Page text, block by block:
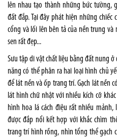
lên nhau tạo thành những bức tường,
đất đắp. Tại đây phát hiện những
cổng và lối lên bên tả của nền trung
sen rất đẹp...
Sưu tập di vật chất liệu bằng đất nung
năng có thể phân ra hai loại hình chủ
để lát nền và ốp trang trí. Gạch lát nền
lát hình chữ nhật với nhiều kích cỡ
hình hoa lá cách điệu rất nhiều
được đắp nổi kết hợp với khắc chìm
trang trí hình rồng, nhìn tổng thể gạch